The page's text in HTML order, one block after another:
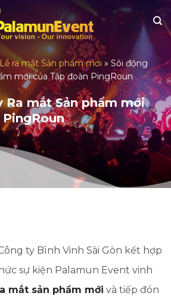
ra mắt Sản phẩm mới » Sôi động
mới của Tập đoàn PingRoun
Ra mắt Sản phẩm mới
ty Bình Vinh Sài Gòn kết hợp
sự kiện Palamun Event vinh
mắt sản phẩm mới và tiếp đón